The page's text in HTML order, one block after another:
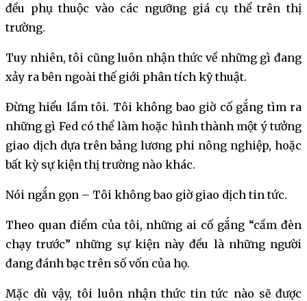
đều phụ thuộc vào các ngưỡng giá cụ thể trên thị
trường.
Tuy nhiên, tôi cũng luôn nhận thức về những gì đang
xảy ra bên ngoài thế giới phân tích kỹ thuật.
Đừng hiểu lầm tôi. Tôi không bao giờ cố gắng tìm ra
những gì Fed có thể làm hoặc hình thành một ý tưởng
giao dịch dựa trên bảng lương phi nông nghiệp, hoặc
bất kỳ sự kiện thị trường nào khác.
Nói ngắn gọn – Tôi không bao giờ giao dịch tin tức.
Theo quan điểm của tôi, những ai cố gắng “cầm đèn
chạy trước” những sự kiện này đều là những người
đang đánh bạc trên số vốn của họ.
Mặc dù vậy, tôi luôn nhận thức tin tức nào sẽ được